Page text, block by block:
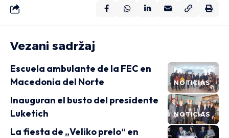
Vezani sadržaj
NOTICIAS
Escuela ambulante de la FEC en
Macedonia del Norte
NOTICIAS
Inauguran el busto del presidente
Luketich
La fiesta de „Veliko prelo“ en